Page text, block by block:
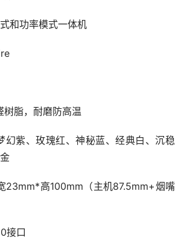
和功率模式一体机
树脂，耐磨防高温
幻紫、玫瑰红、神秘蓝、经典白、沉稳
23mm*高100mm（主机87.5mm+烟嘴
接口